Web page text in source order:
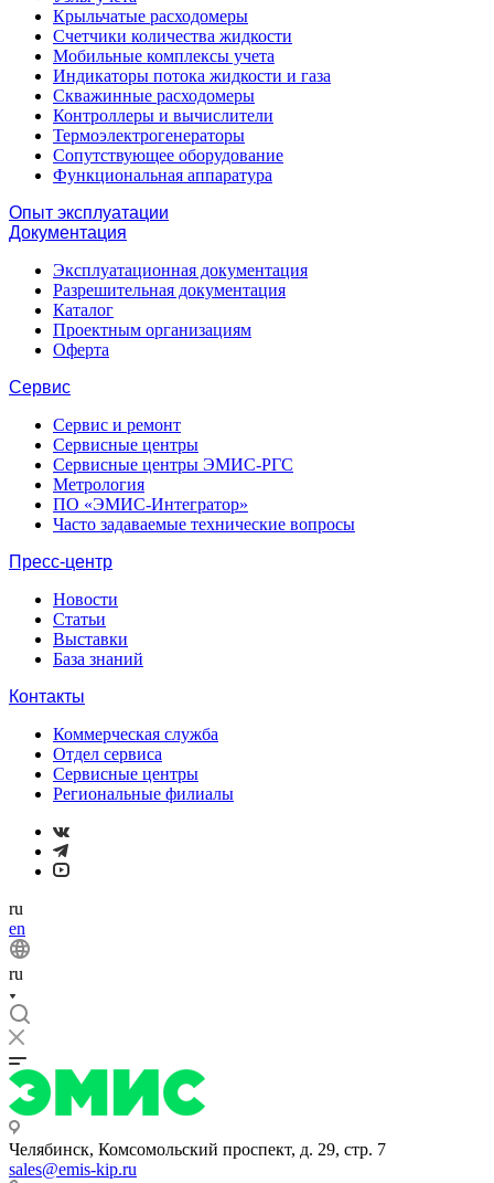
Крыльчатые расходомеры
Счетчики количества жидкости
Мобильные комплексы учета
Индикаторы потока жидкости и газа
Скважинные расходомеры
Контроллеры и вычислители
Термоэлектрогенераторы
Сопутствующее оборудование
Функциональная аппаратура
Опыт эксплуатации
Документация
Эксплуатационная документация
Разрешительная документация
Каталог
Проектным организациям
Оферта
Сервис
Сервис и ремонт
Сервисные центры
Сервисные центры ЭМИС-РГС
Метрология
ПО «ЭМИС-Интегратор»
Часто задаваемые технические вопросы
Пресс-центр
Новости
Статьи
Выставки
База знаний
Контакты
Коммерческая служба
Отдел сервиса
Сервисные центры
Региональные филиалы
ru
en
ru
Челябинск, Комсомольский проспект, д. 29, стр. 7
sales@emis-kip.ru